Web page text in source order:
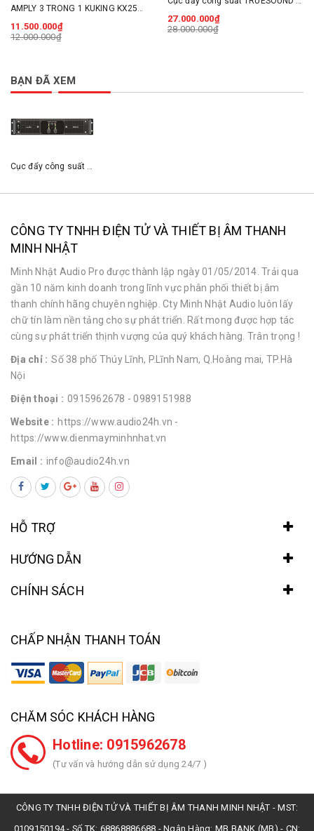
AMPLY 3 TRONG 1 KUKING KX2500
11.500.000₫
12.000.000₫
27.000.000₫
28.000.000₫
BẠN ĐÃ XEM
Cục đẩy công suất TRUESOUND MA6.0
CÔNG TY TNHH ĐIỆN TỬ VÀ THIẾT BỊ ÂM THANH
MINH NHẬT
Minh Nhật Audio Pro được thành lập ngày 01/05/2014. Trải qua
gần 10 năm kinh doanh trong lĩnh vực phân phối thiết bị âm
thanh chính hãng chuyên nghiệp. Cty Minh Nhật Audio luôn lấy
chữ tín làm nền tảng cho sự phát triển. Rất mong được hợp tác
cùng sự phát triển thịnh vượng của quý khách hàng. Trân trọng !
Địa chỉ : Số 38 phố Thúy Lĩnh, P.Lĩnh Nam, Q.Hoàng mai, TP.Hà
Nội
Điện thoại : 0915962678 - 0989151988
Website : https://www.audio24h.vn -
https://www.dienmayminhnhat.vn
Email : info@audio24h.vn
HỖ TRỢ
HƯỚNG DẪN
CHÍNH SÁCH
CHẤP NHẬN THANH TOÁN
CHĂM SÓC KHÁCH HÀNG
Hotline: 0915962678
(Tư vấn và hướng dẫn sử dụng 24/7 )
CÔNG TY TNHH ĐIỆN TỬ VÀ THIẾT BỊ ÂM THANH MINH NHẬT - MST:
0109150194 - Số TK: 68868886688 - Ngân Hàng: MB BANK (MB) - CN: